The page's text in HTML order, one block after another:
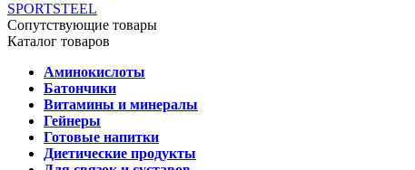
SPORTSTEEL
Сопутствующие товары
Каталог товаров
Аминокислоты
Батончики
Витамины и минералы
Гейнеры
Готовые напитки
Диетические продукты